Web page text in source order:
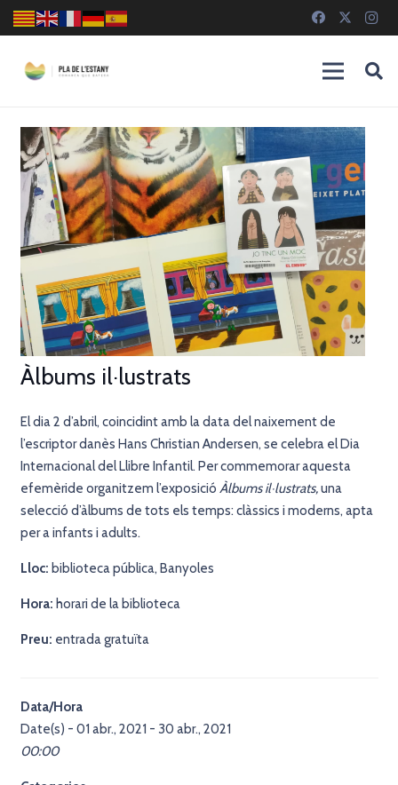
Àlbums il·lustrats
El dia 2 d’abril, coincidint amb la data del naixement de
l’escriptor danès Hans Christian Andersen, se celebra el Dia
Internacional del Llibre Infantil. Per commemorar aquesta
efemèride organitzem l’exposició Àlbums il·lustrats,una
selecció d’àlbums de tots els temps: clàssics i moderns, apta
per a infants i adults.
Lloc: biblioteca pública, Banyoles
Hora: horari de la biblioteca
Preu: entrada gratuïta
Data/Hora
Date(s) - 01 abr., 2021 - 30 abr., 2021
00:00